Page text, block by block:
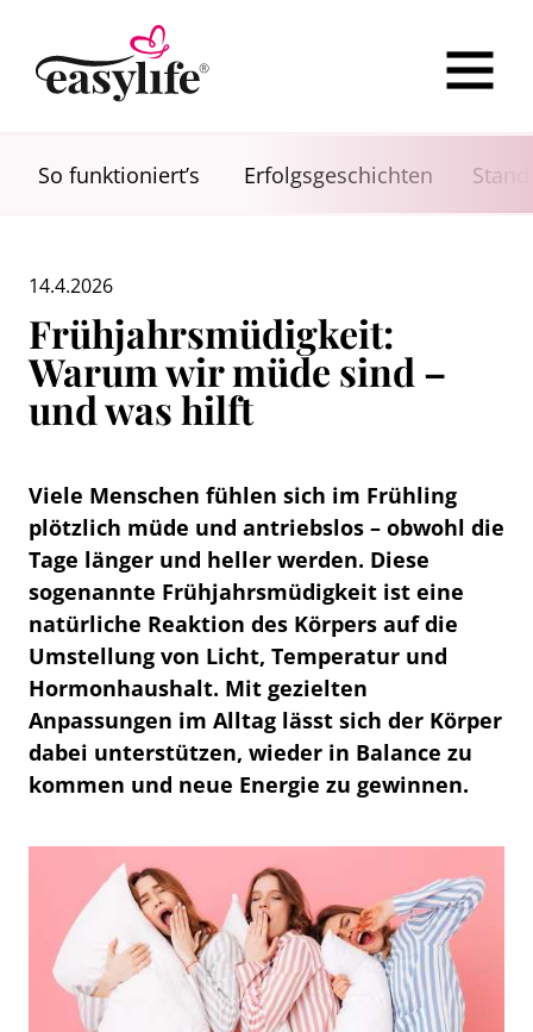
So funktioniert’s Erfolgsgeschichten
14.4.2026
Frühjahrsmüdigkeit:
Warum wir müde sind –
und was hilft
Viele Menschen fühlen sich im Frühling
plötzlich müde und antriebslos – obwohl die
Tage länger und heller werden. Diese
sogenannte Frühjahrsmüdigkeit ist eine
natürliche Reaktion des Körpers auf die
Umstellung von Licht, Temperatur und
Hormonhaushalt. Mit gezielten
Anpassungen im Alltag lässt sich der Körper
dabei unterstützen, wieder in Balance zu
kommen und neue Energie zu gewinnen.